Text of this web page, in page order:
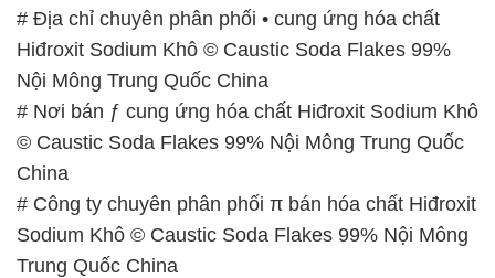
# Địa chỉ chuyên phân phối • cung ứng hóa chất
Hiđroxit Sodium Khô © Caustic Soda Flakes 99%
Nội Mông Trung Quốc China
# Nơi bán ƒ cung ứng hóa chất Hiđroxit Sodium Khô
© Caustic Soda Flakes 99% Nội Mông Trung Quốc
China
# Công ty chuyên phân phối π bán hóa chất Hiđroxit
Sodium Khô © Caustic Soda Flakes 99% Nội Mông
Trung Quốc China